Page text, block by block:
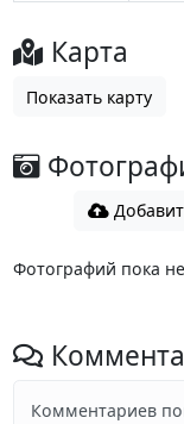
Карта
Показать карту
Фотографий пока
Комментариев